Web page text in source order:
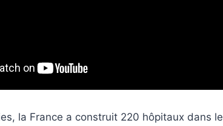
la France a construit 220 hôpitaux dans